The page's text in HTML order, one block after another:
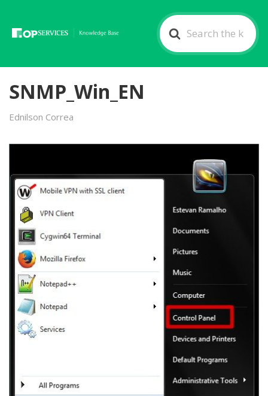
Search
For
SNMP_Win_EN
Ednilson Correa